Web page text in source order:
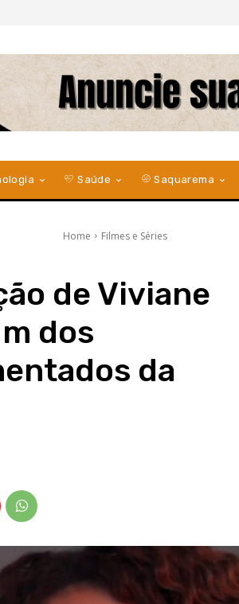
Saúde Saquarema
Home Filmes e Séries
de Viviane
dos
da